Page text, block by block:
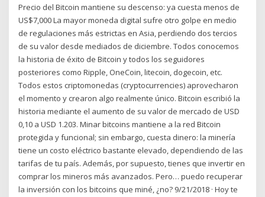
Precio del Bitcoin mantiene su descenso: ya cuesta menos de
US$7,000 La mayor moneda digital sufre otro golpe en medio
de regulaciones más estrictas en Asia, perdiendo dos tercios
de su valor desde mediados de diciembre. Todos conocemos
la historia de éxito de Bitcoin y todos los seguidores
posteriores como Ripple, OneCoin, litecoin, dogecoin, etc.
Todos estos criptomonedas (cryptocurrencies) aprovecharon
el momento y crearon algo realmente único. Bitcoin escribió la
historia mediante el aumento de su valor de mercado de USD
0,10 a USD 1.203. Minar bitcoins mantiene a la red Bitcoin
protegida y funcional; sin embargo, cuesta dinero: la minería
tiene un costo eléctrico bastante elevado, dependiendo de las
tarifas de tu país. Además, por supuesto, tienes que invertir en
comprar los mineros más avanzados. Pero… puedo recuperar
la inversión con los bitcoins que miné, ¿no? 9/21/2018 · Hoy te